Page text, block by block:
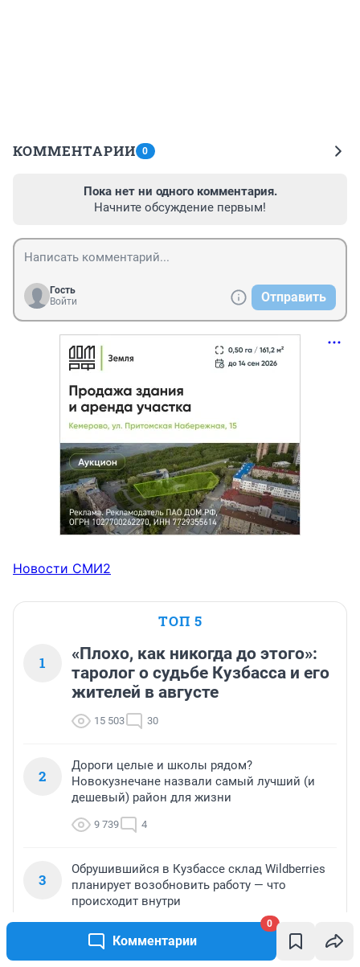
Комментарии
0
КОММЕНТАРИИ 0
Пока нет ни одного комментария.
Начните обсуждение первым!
Гость
Войти
Отправить
Новости СМИ2
ТОП 5
1
«Плохо, как никогда до этого»:
таролог о судьбе Кузбасса и его
жителей в августе
15 503 30
2
Дороги целые и школы рядом?
Новокузнечане назвали самый лучший (и
дешевый) район для жизни
9 739 4
3
Обрушившийся в Кузбассе склад Wildberries
планирует возобновить работу — что
происходит внутри